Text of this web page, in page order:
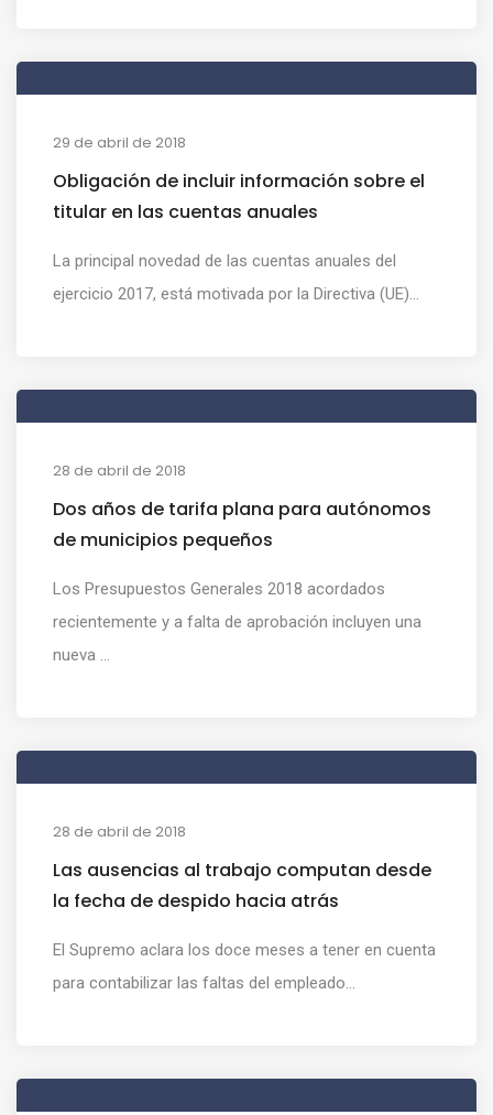
29 de abril de 2018
Obligación de incluir información sobre el
titular en las cuentas anuales
La principal novedad de las cuentas anuales del
ejercicio 2017, está motivada por la Directiva (UE)...
28 de abril de 2018
Dos años de tarifa plana para autónomos
de municipios pequeños
Los Presupuestos Generales 2018 acordados
recientemente y a falta de aprobación incluyen una
nueva ...
28 de abril de 2018
Las ausencias al trabajo computan desde
la fecha de despido hacia atrás
El Supremo aclara los doce meses a tener en cuenta
para contabilizar las faltas del empleado...